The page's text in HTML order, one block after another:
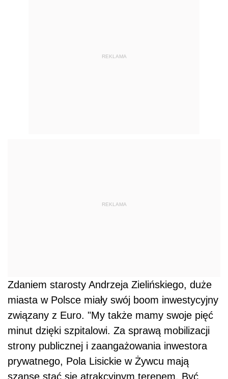
REKLAMA
REKLAMA
Zdaniem starosty Andrzeja Zielińskiego, duże
miasta w Polsce miały swój boom inwestycyjny
związany z Euro. "My także mamy swoje pięć
minut dzięki szpitalowi. Za sprawą mobilizacji
strony publicznej i zaangażowania inwestora
prywatnego, Pola Lisickie w Żywcu mają
szansę stać się atrakcyjnym terenem. Być